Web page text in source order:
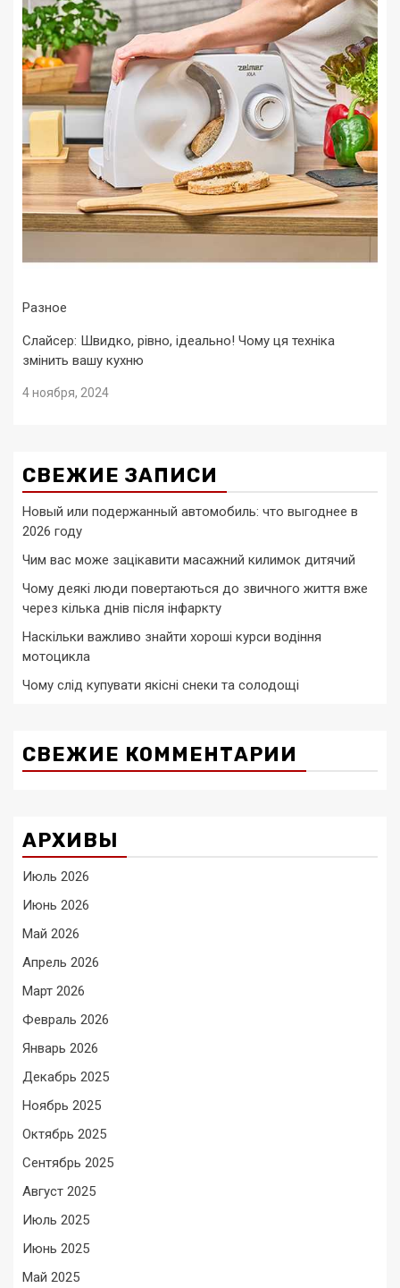
Разное
Слайсер: Швидко, рівно, ідеально! Чому ця техніка
змінить вашу кухню
4 ноября, 2024
СВЕЖИЕ ЗАПИСИ
Новый или подержанный автомобиль: что выгоднее в
2026 году
Чим вас може зацікавити масажний килимок дитячий
Чому деякі люди повертаються до звичного життя вже
через кілька днів після інфаркту
Наскільки важливо знайти хороші курси водіння
мотоцикла
Чому слід купувати якісні снеки та солодощі
СВЕЖИЕ КОММЕНТАРИИ
АРХИВЫ
Июль 2026
Июнь 2026
Май 2026
Апрель 2026
Март 2026
Февраль 2026
Январь 2026
Декабрь 2025
Ноябрь 2025
Октябрь 2025
Сентябрь 2025
Август 2025
Июль 2025
Июнь 2025
Май 2025